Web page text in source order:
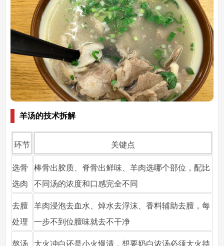
羊汤的技术拆解
环节 关键点
选骨
选肉
棒骨出胶质、脊骨出鲜味、羊肉选哪个部位，配比
不同汤的浓度和口感完全不同
去膻
处理
羊肉浸泡去血水、焯水去浮沫、香料辅助去膻，每
一步不到位膻味就去不干净
熬汤
大火冲白还是小火慢清，想要奶白浓汤必须大火持